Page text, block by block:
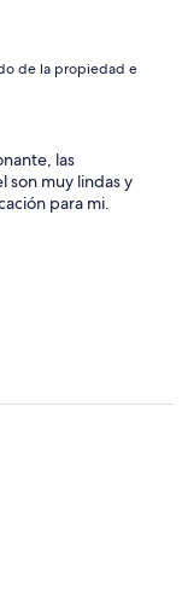
de la propiedad e
las
son muy lindas y
para mi.